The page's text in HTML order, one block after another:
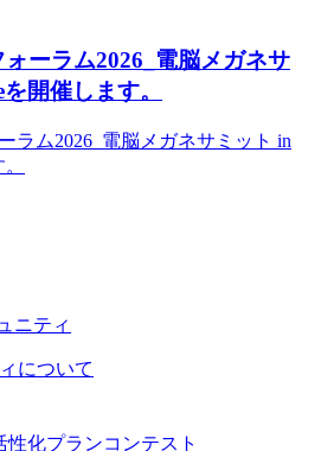
ーラム2026_電脳メガネサ
開催します。
ラム2026_電脳メガネサミット in
について
性化プランコンテスト